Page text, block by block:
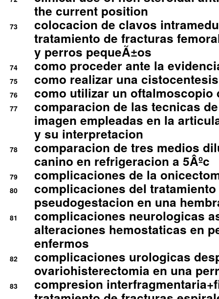
the current position
73
colocacion de clavos
tratamiento de fracturas
y perros pequeÃ±os
74 como proceder ante la
75 como realizar una
76 como utilizar un oftalmoscopio
77
comparacion de las tecnicas
imagen empleadas en la
y su interpretacion
78
comparacion de tres medios
canino en refrigeracion a 5Âºc
79 complicaciones de la
80
complicaciones del
pseudogestacion en una
81
complicaciones neurologicas
alteraciones hemostaticas en
enfermos
82
complicaciones urologicas
ovariohisterectomia en una
83
compresion